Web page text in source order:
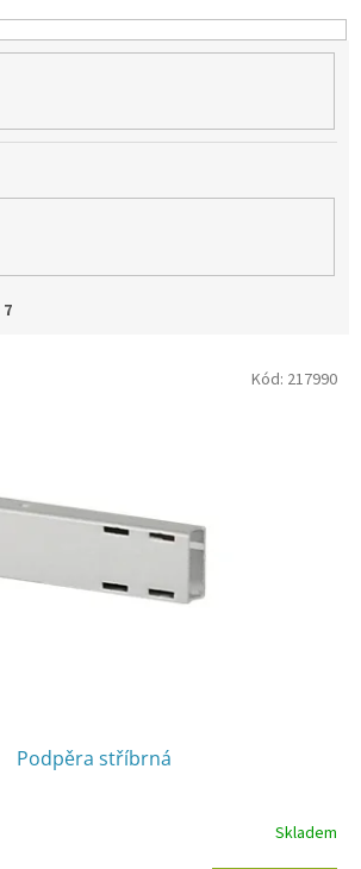
7
Podpěra stříbrná
Skladem
Kód: 217990